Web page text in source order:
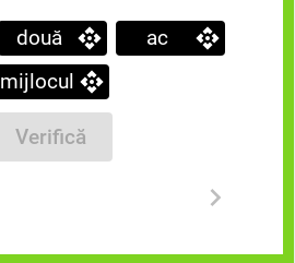
două
ac
mijlocul
Verifică